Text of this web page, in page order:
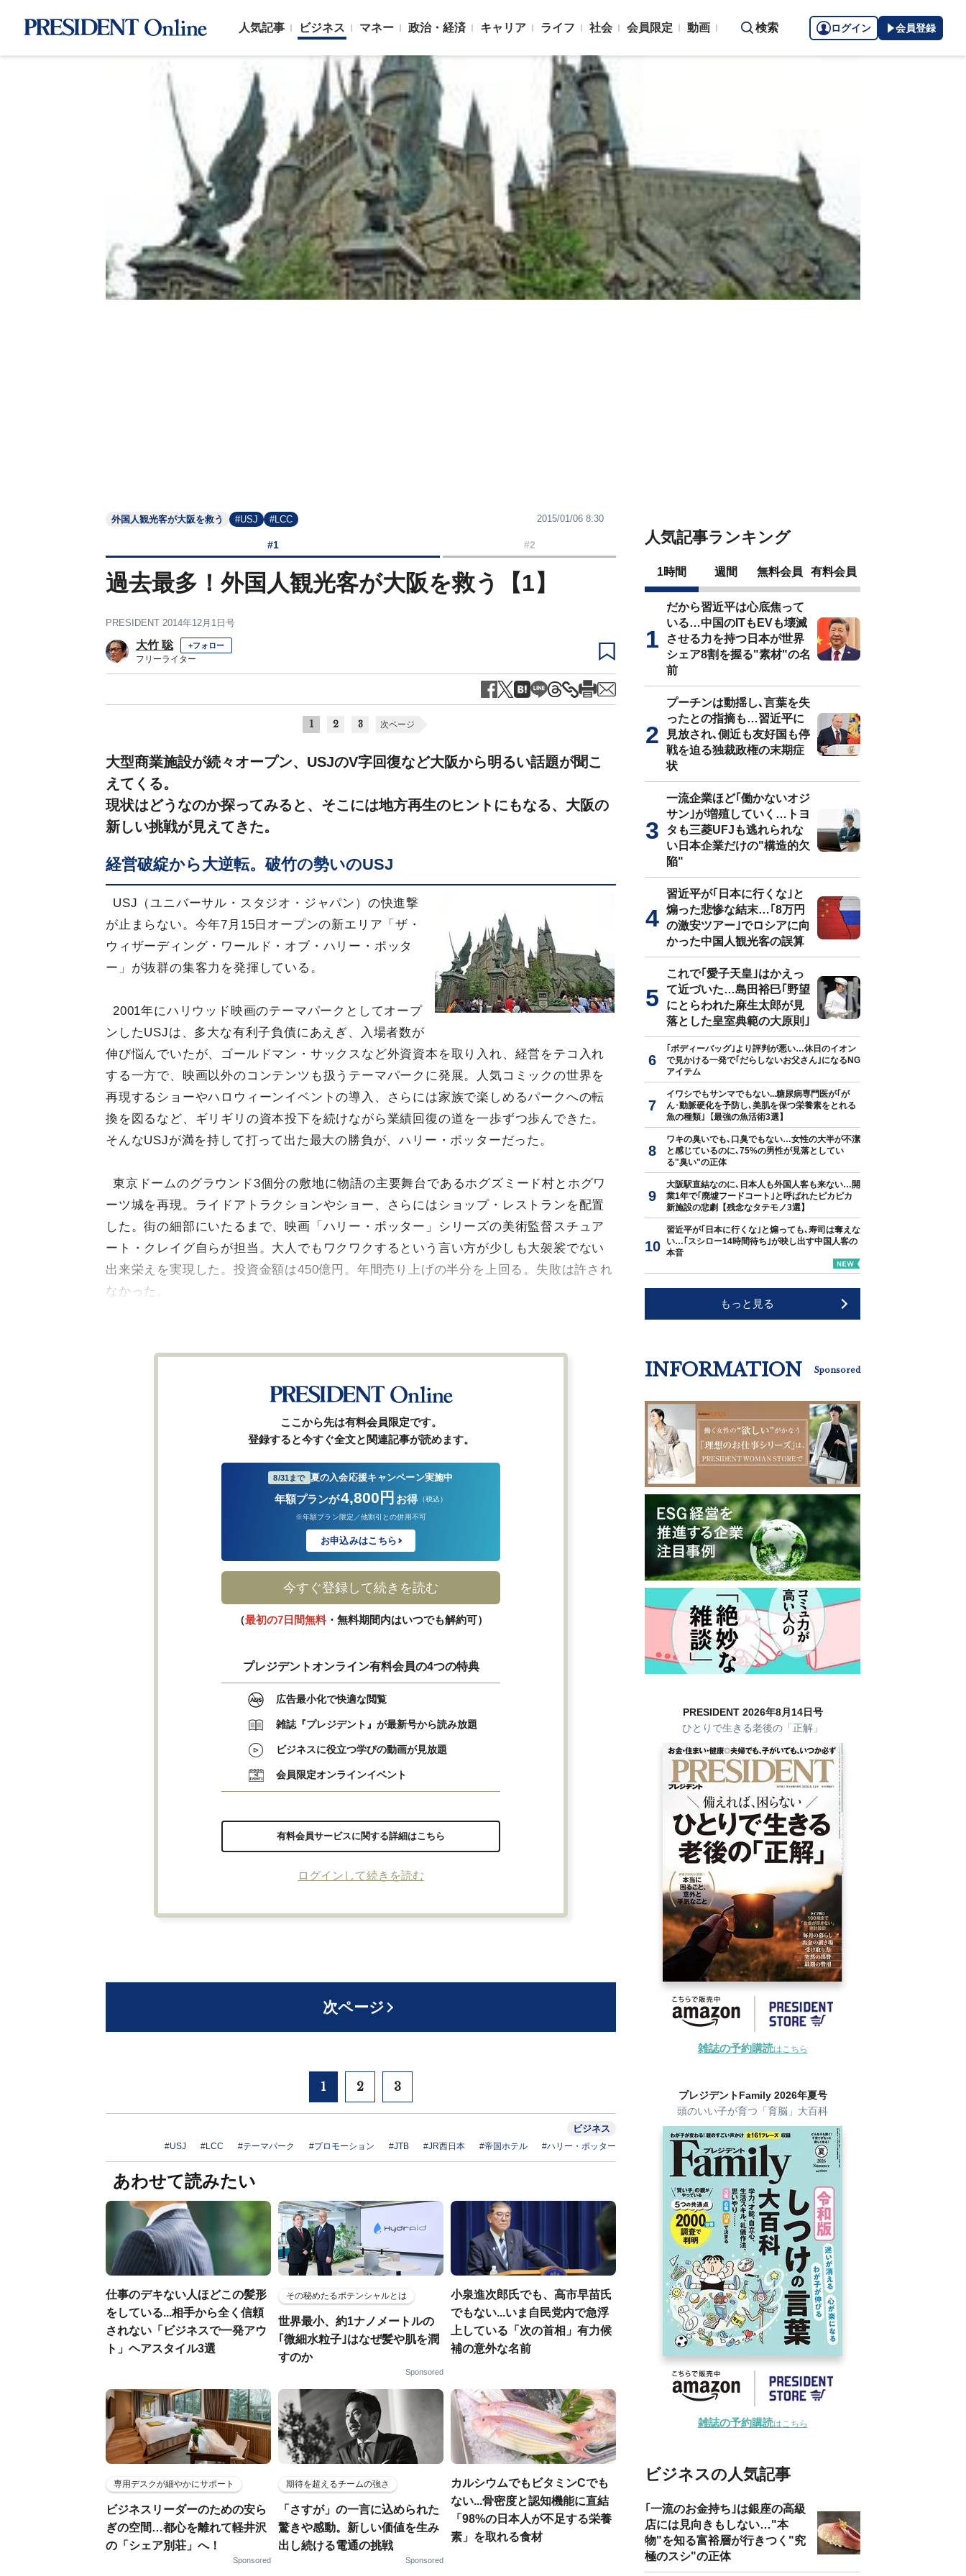
人気記事 ビジネス マネー 政治・経済 キャリア ライフ 社会 会員限定 動画 検索 ログイン 会員登録
外国人観光客が大阪を救う #USJ #LCC 2015/01/06 8:30
#1 #2
過去最多！外国人観光客が大阪を救う【1】
PRESIDENT 2014年12月1日号
大竹 聡 +フォロー
フリーライター
1 2 3 次ページ
大型商業施設が続々オープン、USJのV字回復など大阪から明るい話題が聞こ
えてくる。
現状はどうなのか探ってみると、そこには地方再生のヒントにもなる、大阪の
新しい挑戦が見えてきた。
経営破綻から大逆転。破竹の勢いのUSJ
USJ（ユニバーサル・スタジオ・ジャパン）の快進撃
が止まらない。今年7月15日オープンの新エリア「ザ・
ウィザーディング・ワールド・オブ・ハリー・ポッタ
ー」が抜群の集客力を発揮している。
2001年にハリウッド映画のテーマパークとしてオープ
ンしたUSJは、多大な有利子負債にあえぎ、入場者数が
伸び悩んでいたが、ゴールドマン・サックスなど外資資本を取り入れ、経営をテコ入れ
する一方で、映画以外のコンテンツも扱うテーマパークに発展。人気コミックの世界を
再現するショーやハロウィーンイベントの導入、さらには家族で楽しめるパークへの転
換を図るなど、ギリギリの資本投下を続けながら業績回復の道を一歩ずつ歩んできた。
そんなUSJが満を持して打って出た最大の勝負が、ハリー・ポッターだった。
東京ドームのグラウンド3個分の敷地に物語の主要舞台であるホグズミード村とホグワ
ーツ城を再現。ライドアトラクションやショー、さらにはショップ・レストランを配置
した。街の細部にいたるまで、映画「ハリー・ポッター」シリーズの美術監督スチュア
ート・クレイグ自らが担当。大人でもワクワクするという言い方が少しも大袈裟でない
出来栄えを実現した。投資金額は450億円。年間売り上げの半分を上回る。失敗は許され
なかった。
ここから先は有料会員限定です。
登録すると今すぐ全文と関連記事が読めます。
8/31まで 夏の入会応援キャンペーン実施中
年額プランが4,800円 お得 （税込）
※年額プラン限定／他割引との併用不可
お申込みはこちら
今すぐ登録して続きを読む
（最初の7日間無料・無料期間内はいつでも解約可）
プレジデントオンライン有料会員の4つの特典
広告最小化で快適な閲覧
雑誌『プレジデント』が最新号から読み放題
ビジネスに役立つ学びの動画が見放題
会員限定オンラインイベント
有料会員サービスに関する詳細はこちら
ログインして続きを読む
次ページ
1 2 3
ビジネス
#USJ #LCC #テーマパーク #プロモーション #JTB #JR西日本 #帝国ホテル #ハリー・ポッター
あわせて読みたい
仕事のデキない人ほどこの髪形
をしている...相手から全く信頼
されない「ビジネスで一発アウ
ト」ヘアスタイル3選
その秘めたるポテンシャルとは
世界最小、約1ナノメートルの
｢微細水粒子｣はなぜ髪や肌を潤
すのか
Sponsored
小泉進次郎氏でも、高市早苗氏
でもない...いま自民党内で急浮
上している「次の首相」有力候
補の意外な名前
専用デスクが細やかにサポート
ビジネスリーダーのための安ら
ぎの空間…都心を離れて軽井沢
の「シェア別荘」へ！
Sponsored
期待を超えるチームの強さ
「さすが」の一言に込められた
驚きや感動。新しい価値を生み
出し続ける電通の挑戦
Sponsored
カルシウムでもビタミンCでも
ない...骨密度と認知機能に直結
「98%の日本人が不足する栄養
素」を取れる食材
人気記事ランキング
1時間 週間 無料会員 有料会員
だから習近平は心底焦って
いる…中国のITもEVも壊滅
させる力を持つ日本が世界
シェア8割を握る"素材"の名
前
プーチンは動揺し､言葉を失
ったとの指摘も…習近平に
見放され､側近も友好国も停
戦を迫る独裁政権の末期症
状
一流企業ほど｢働かないオジ
サン｣が増殖していく…トヨ
タも三菱UFJも逃れられな
い日本企業だけの"構造的欠
陥"
習近平が｢日本に行くな｣と
煽った悲惨な結末…｢8万円
の激安ツアー｣でロシアに向
かった中国人観光客の誤算
これで｢愛子天皇｣はかえっ
て近づいた…島田裕巳｢野望
にとらわれた麻生太郎が見
落とした皇室典範の大原則｣
｢ボディーバッグ｣より評判が悪い…休日のイオン
で見かける一発で｢だらしないお父さん｣になるNG
アイテム
イワシでもサンマでもない...糖尿病専門医が｢が
ん･動脈硬化を予防し､美肌を保つ栄養素をとれる
魚の種類｣【最強の魚活術3選】
ワキの臭いでも､口臭でもない…女性の大半が不潔
と感じているのに､75%の男性が見落としてい
る"臭い"の正体
大阪駅直結なのに､日本人も外国人客も来ない…開
業1年で｢廃墟フードコート｣と呼ばれたピカピカ
新施設の悲劇【残念なタテモノ3選】
習近平が｢日本に行くな｣と煽っても､寿司は奪えな
い…｢スシロー14時間待ち｣が映し出す中国人客の
本音
もっと見る
INFORMATION Sponsored
PRESIDENT 2026年8月14日号
ひとりで生きる老後の「正解」
雑誌の予約購読はこちら
プレジデントFamily 2026年夏号
頭のいい子が育つ「育脳」大百科
雑誌の予約購読はこちら
ビジネスの人気記事
｢一流のお金持ち｣は銀座の高級
店には見向きもしない…"本
物"を知る富裕層が行きつく"究
極のスシ"の正体